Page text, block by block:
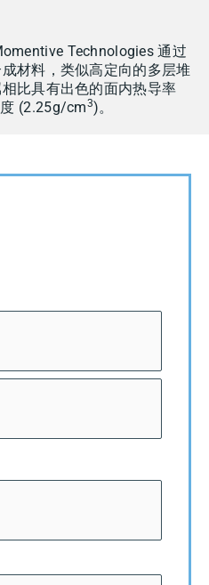
Technologies 通过
材料，类似高定向的多层堆
比具有出色的面内热导率
(2.25g/cm3)。